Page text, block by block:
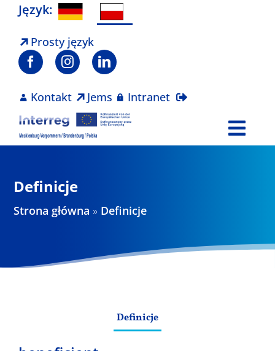
Skip
content
Język:
Prosty język
Kontakt Jems Intranet
Projekty
Definicje
Strona główna » Definicje
Definicje